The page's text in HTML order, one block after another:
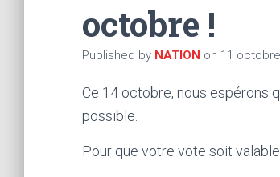
octobre !
Published by NATION on 11
Ce 14 octobre, nous espérons
possible.
Pour que votre vote soit